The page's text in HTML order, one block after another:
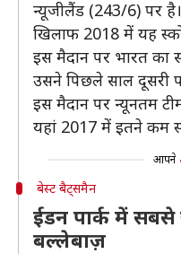
न्यूजीलैंड (243/6) पर
खिलाफ 2018 में यह
इस मैदान पर भारत का
उसने पिछले साल दूसरी
इस मैदान पर न्यूनतम
यहां 2017 में इतने कम
आपने
बेस्ट बैट्समैन
ईडन पार्क में सबसे
बल्लेबाज़